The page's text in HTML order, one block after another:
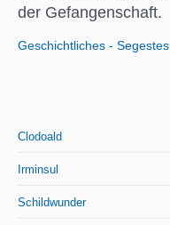
der Gefangenschaft.
Geschichtliches - Segestes
Clodoald
Irminsul
Schildwunder